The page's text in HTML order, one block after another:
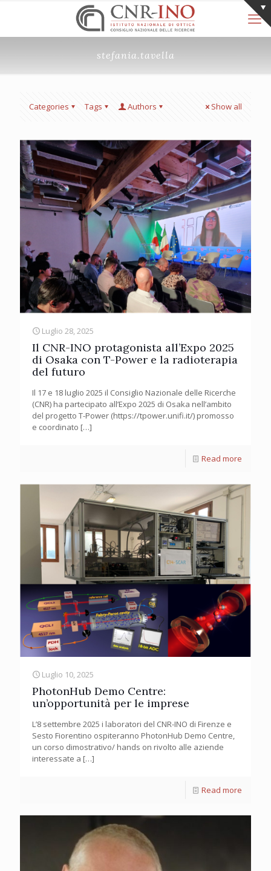
stefania.tavella
Categories Tags Authors Show all
Luglio 28, 2025
Il CNR-INO protagonista all’Expo 2025
di Osaka con T-Power e la radioterapia
del futuro
Il 17 e 18 luglio 2025 il Consiglio Nazionale delle Ricerche
(CNR) ha partecipato all’Expo 2025 di Osaka nell’ambito
del progetto T-Power (https://tpower.unifi.it/) promosso
e coordinato […]
Read more
Luglio 10, 2025
PhotonHub Demo Centre:
un’opportunità per le imprese
L’8 settembre 2025 i laboratori del CNR-INO di Firenze e
Sesto Fiorentino ospiteranno PhotonHub Demo Centre,
un corso dimostrativo/ hands on rivolto alle aziende
interessate a […]
Read more